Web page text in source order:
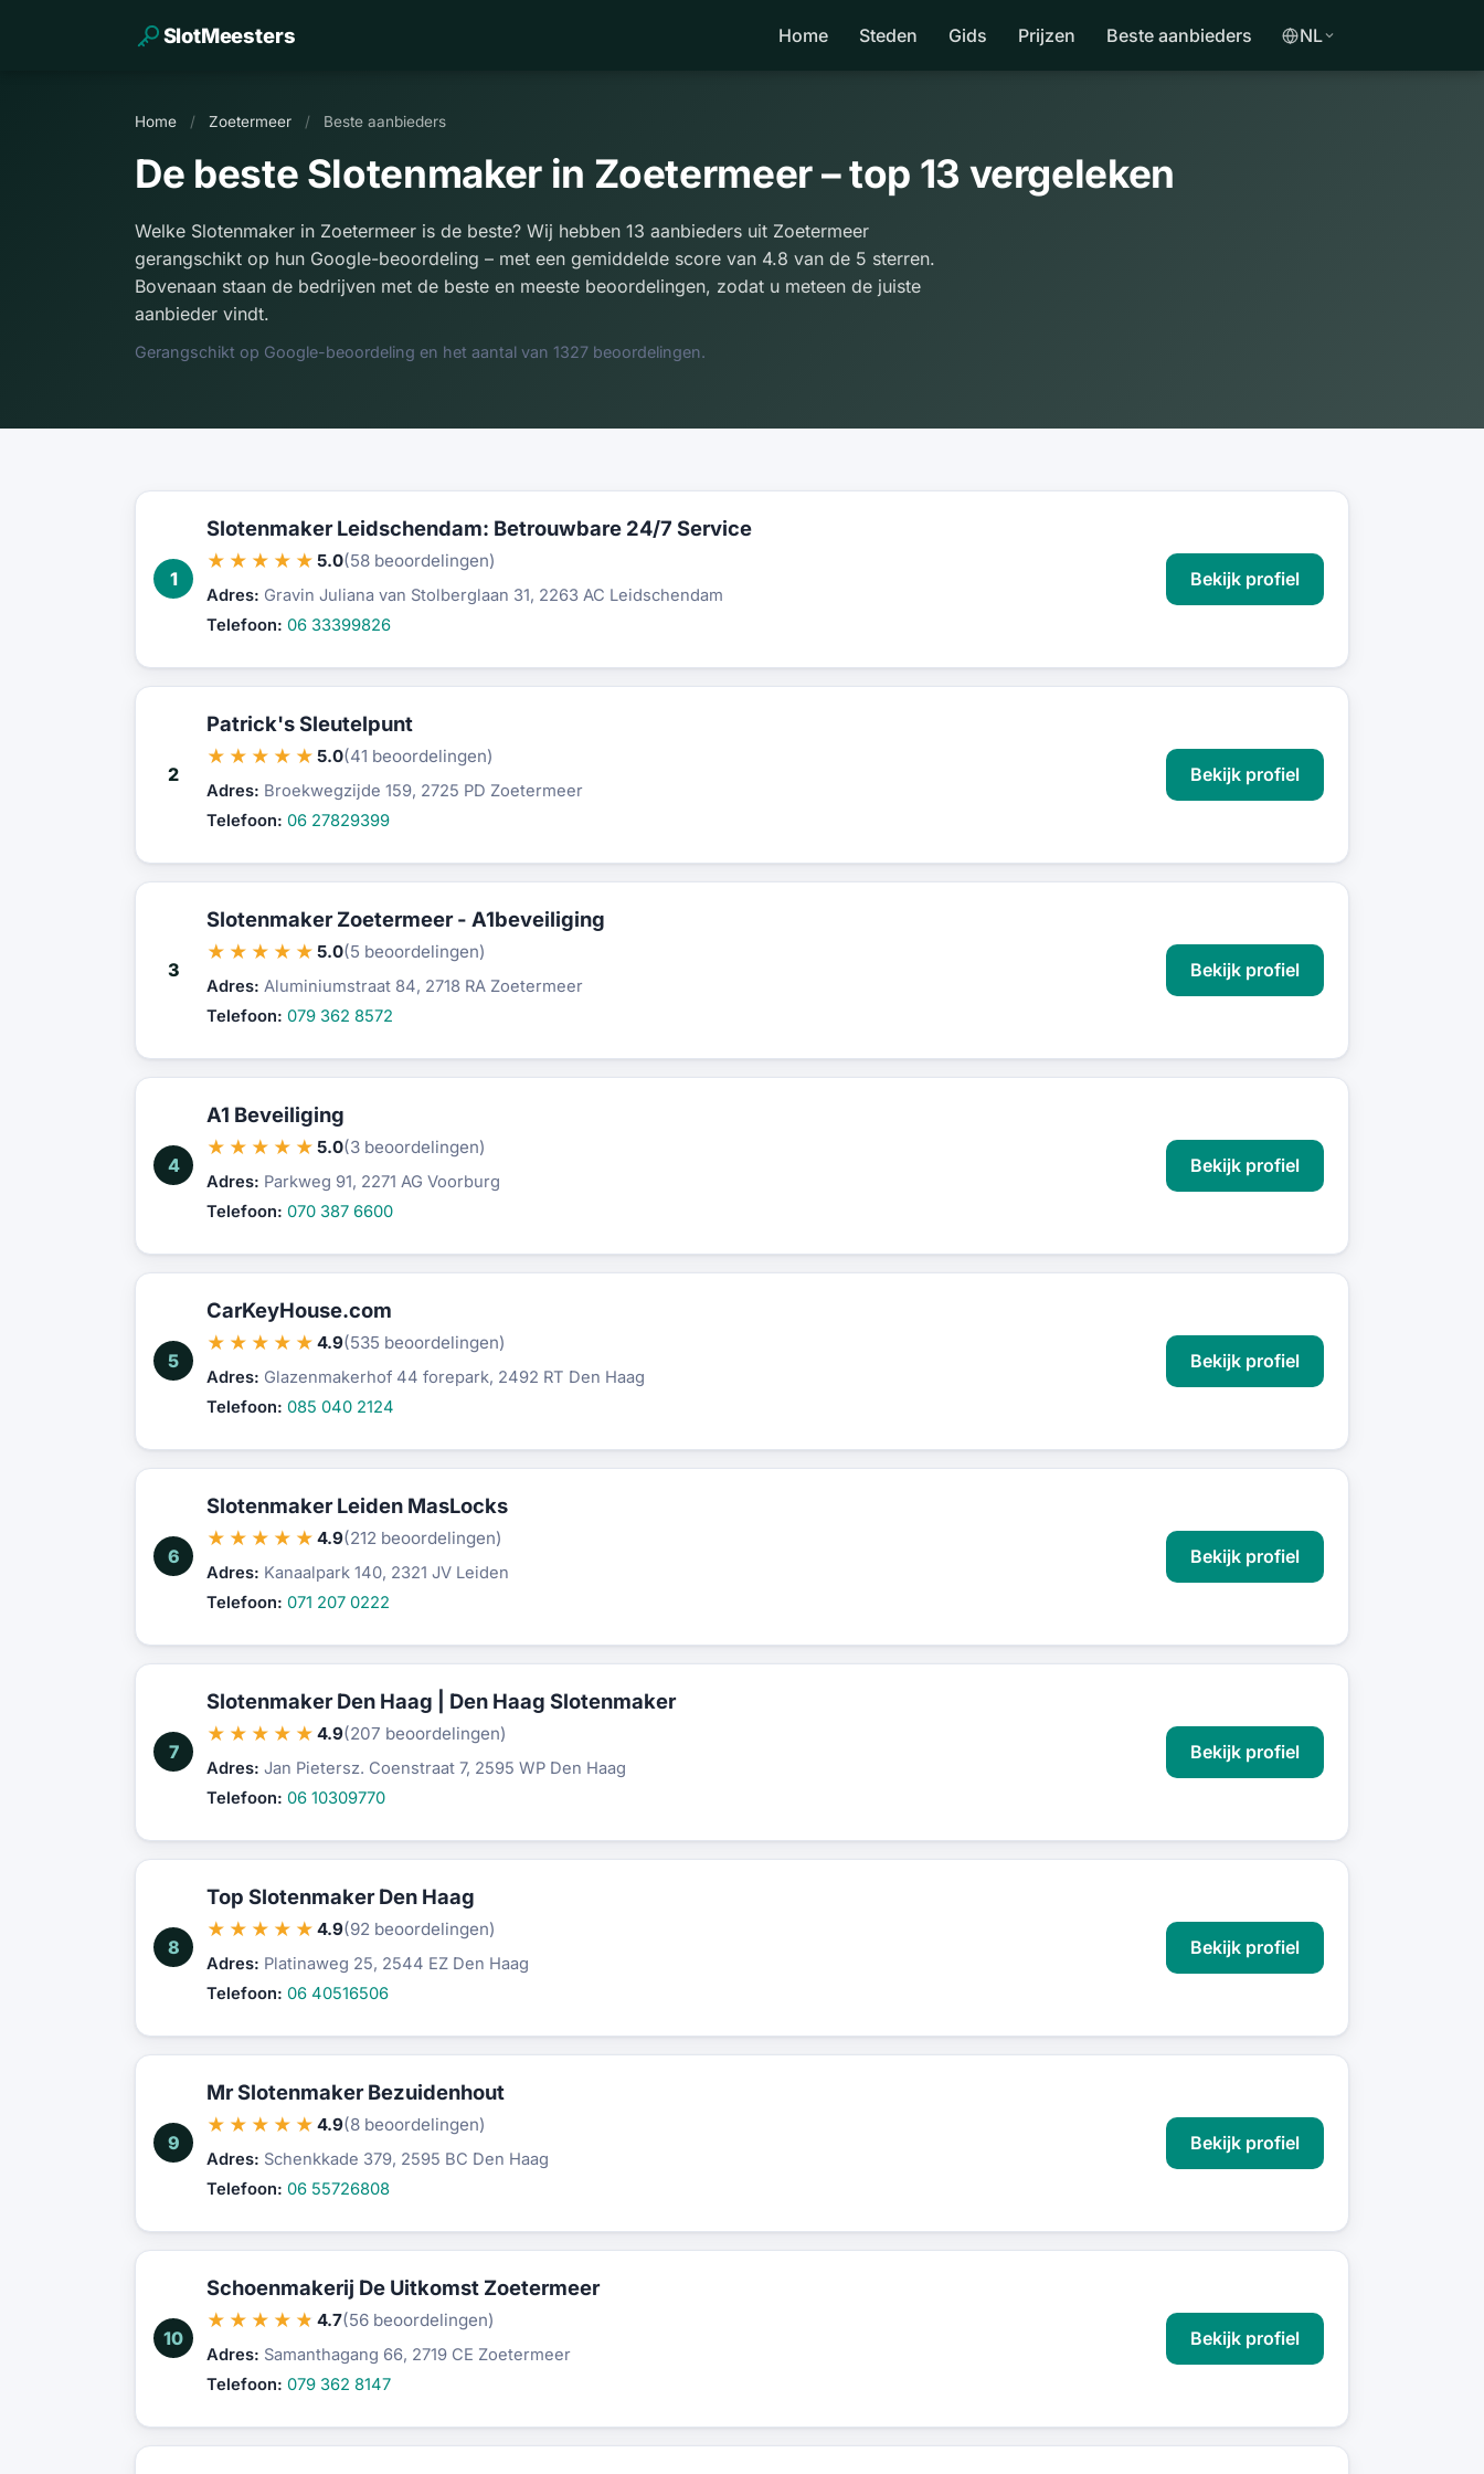
SlotMeesters Home Steden Gids Prijzen Beste aanbieders NL
Home / Zoetermeer / Beste aanbieders
De beste Slotenmaker in Zoetermeer – top 13 vergeleken
Welke Slotenmaker in Zoetermeer is de beste? Wij hebben 13 aanbieders uit Zoetermeer
gerangschikt op hun Google-beoordeling – met een gemiddelde score van 4.8 van de 5 sterren.
Bovenaan staan de bedrijven met de beste en meeste beoordelingen, zodat u meteen de juiste
aanbieder vindt.
Gerangschikt op Google-beoordeling en het aantal van 1327 beoordelingen.
1
Slotenmaker Leidschendam: Betrouwbare 24/7 Service
★★★★★ 5.0(58 beoordelingen)
Adres: Gravin Juliana van Stolberglaan 31, 2263 AC Leidschendam
Telefoon: 06 33399826
Bekijk profiel
2
Patrick's Sleutelpunt
★★★★★ 5.0(41 beoordelingen)
Adres: Broekwegzijde 159, 2725 PD Zoetermeer
Telefoon: 06 27829399
Bekijk profiel
3
Slotenmaker Zoetermeer - A1beveiliging
★★★★★ 5.0(5 beoordelingen)
Adres: Aluminiumstraat 84, 2718 RA Zoetermeer
Telefoon: 079 362 8572
Bekijk profiel
4
A1 Beveiliging
★★★★★ 5.0(3 beoordelingen)
Adres: Parkweg 91, 2271 AG Voorburg
Telefoon: 070 387 6600
Bekijk profiel
5
CarKeyHouse.com
★★★★★ 4.9(535 beoordelingen)
Adres: Glazenmakerhof 44 forepark, 2492 RT Den Haag
Telefoon: 085 040 2124
Bekijk profiel
6
Slotenmaker Leiden MasLocks
★★★★★ 4.9(212 beoordelingen)
Adres: Kanaalpark 140, 2321 JV Leiden
Telefoon: 071 207 0222
Bekijk profiel
7
Slotenmaker Den Haag | Den Haag Slotenmaker
★★★★★ 4.9(207 beoordelingen)
Adres: Jan Pietersz. Coenstraat 7, 2595 WP Den Haag
Telefoon: 06 10309770
Bekijk profiel
8
Top Slotenmaker Den Haag
★★★★★ 4.9(92 beoordelingen)
Adres: Platinaweg 25, 2544 EZ Den Haag
Telefoon: 06 40516506
Bekijk profiel
9
Mr Slotenmaker Bezuidenhout
★★★★★ 4.9(8 beoordelingen)
Adres: Schenkkade 379, 2595 BC Den Haag
Telefoon: 06 55726808
Bekijk profiel
10
Schoenmakerij De Uitkomst Zoetermeer
★★★★★ 4.7(56 beoordelingen)
Adres: Samanthagang 66, 2719 CE Zoetermeer
Telefoon: 079 362 8147
Bekijk profiel